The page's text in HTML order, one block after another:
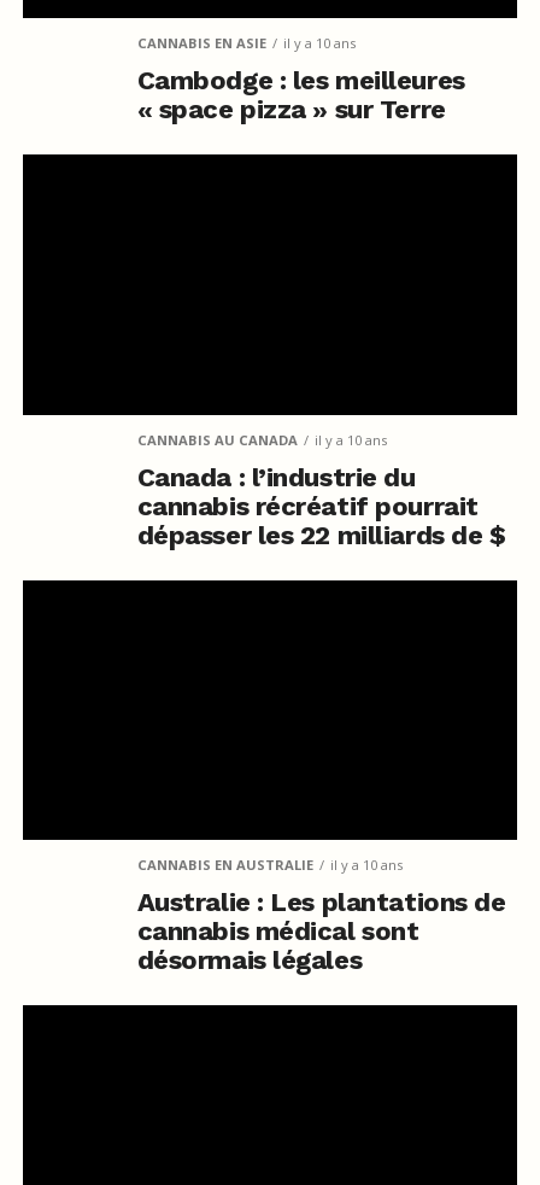
CANNABIS EN ASIE il y a 10 ans
Cambodge : les meilleures
« space pizza » sur Terre
CANNABIS AU CANADA il y a 10 ans
Canada : l’industrie du
cannabis récréatif pourrait
dépasser les 22 milliards de $
CANNABIS EN AUSTRALIE il y a 10 ans
Australie : Les plantations de
cannabis médical sont
désormais légales